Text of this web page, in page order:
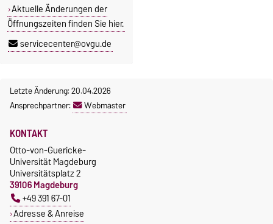
Aktuelle Änderungen der
Öffnungszeiten finden Sie hier.
servicecenter@ovgu.de
Letzte Änderung: 20.04.2026
Ansprechpartner:
Webmaster
KONTAKT
Otto-von-Guericke-
Universität Magdeburg
Universitätsplatz 2
39106 Magdeburg
+49 391 67-01
Adresse & Anreise